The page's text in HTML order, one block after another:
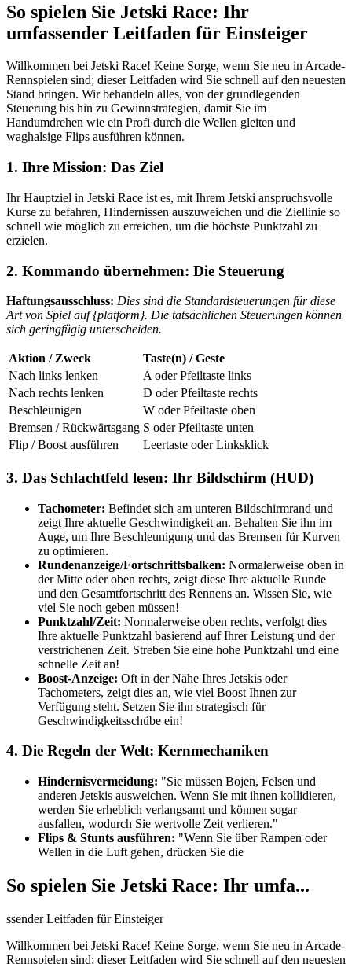
So spielen Sie Jetski Race: Ihr
umfassender Leitfaden für Einsteiger
Willkommen bei Jetski Race! Keine Sorge, wenn Sie neu in Arcade-
Rennspielen sind; dieser Leitfaden wird Sie schnell auf den neuesten
Stand bringen. Wir behandeln alles, von der grundlegenden
Steuerung bis hin zu Gewinnstrategien, damit Sie im
Handumdrehen wie ein Profi durch die Wellen gleiten und
waghalsige Flips ausführen können.
1. Ihre Mission: Das Ziel
Ihr Hauptziel in Jetski Race ist es, mit Ihrem Jetski anspruchsvolle
Kurse zu befahren, Hindernissen auszuweichen und die Ziellinie so
schnell wie möglich zu erreichen, um die höchste Punktzahl zu
erzielen.
2. Kommando übernehmen: Die Steuerung
Haftungsausschluss: Dies sind die Standardsteuerungen für diese
Art von Spiel auf {platform}. Die tatsächlichen Steuerungen können
sich geringfügig unterscheiden.
Aktion / Zweck
Taste(n) / Geste
Nach links lenken
A oder Pfeiltaste links
Nach rechts lenken
D oder Pfeiltaste rechts
Beschleunigen
W oder Pfeiltaste oben
Bremsen / Rückwärtsgang S oder Pfeiltaste unten
Flip / Boost ausführen
Leertaste oder Linksklick
3. Das Schlachtfeld lesen: Ihr Bildschirm (HUD)
Tachometer: Befindet sich am unteren Bildschirmrand und
zeigt Ihre aktuelle Geschwindigkeit an. Behalten Sie ihn im
Auge, um Ihre Beschleunigung und das Bremsen für Kurven
zu optimieren.
Rundenanzeige/Fortschrittsbalken: Normalerweise oben in
der Mitte oder oben rechts, zeigt diese Ihre aktuelle Runde
und den Gesamtfortschritt des Rennens an. Wissen Sie, wie
viel Sie noch geben müssen!
Punktzahl/Zeit: Normalerweise oben rechts, verfolgt dies
Ihre aktuelle Punktzahl basierend auf Ihrer Leistung und der
verstrichenen Zeit. Streben Sie eine hohe Punktzahl und eine
schnelle Zeit an!
Boost-Anzeige: Oft in der Nähe Ihres Jetskis oder
Tachometers, zeigt dies an, wie viel Boost Ihnen zur
Verfügung steht. Setzen Sie ihn strategisch für
Geschwindigkeitsschübe ein!
4. Die Regeln der Welt: Kernmechaniken
Hindernisvermeidung: "Sie müssen Bojen, Felsen und
anderen Jetskis ausweichen. Wenn Sie mit ihnen kollidieren,
werden Sie erheblich verlangsamt und können sogar
ausfallen, wodurch Sie wertvolle Zeit verlieren."
Flips & Stunts ausführen: "Wenn Sie über Rampen oder
Wellen in die Luft gehen, drücken Sie die
So spielen Sie Jetski Race: Ihr umfa...
ssender Leitfaden für Einsteiger
Willkommen bei Jetski Race! Keine Sorge, wenn Sie neu in Arcade-
Rennspielen sind; dieser Leitfaden wird Sie schnell auf den neuesten